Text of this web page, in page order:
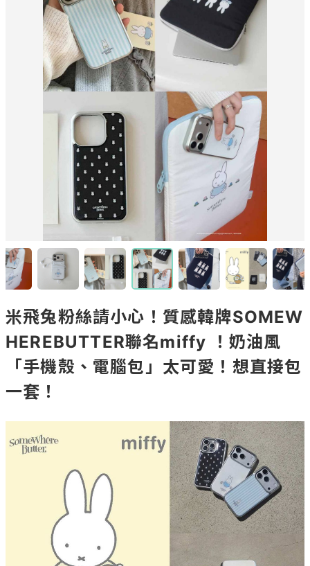
米飛兔粉絲請小心！質感韓牌SOMEW
HEREBUTTER聯名miffy ！奶油風
「手機殼、電腦包」太可愛！想直接包
一套！